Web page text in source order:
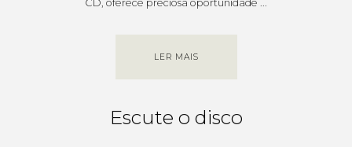
CD, oferece preciosa oportunidade ...
LER MAIS
Escute o disco